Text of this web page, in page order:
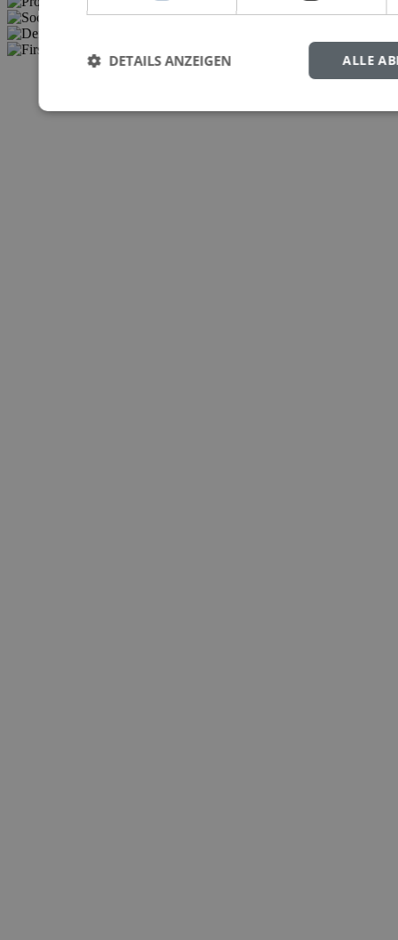
ALLE
DETAILS ANZEIGEN